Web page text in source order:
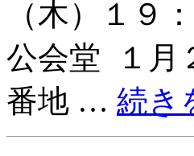
（木）１９
公会堂 １月
番地 … 続き